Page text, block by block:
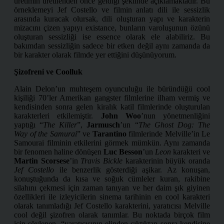
örneklemeyi Jef Costello ve filmin anlatı dili ile sessizlik
arasında kuracak olursak, dili oluşturan yapı ve karakterin
mizacını çizen yapıyı existance, bunların varoluşunun özünü
oluşturan sessizliği ise essence olarak ele alabiliriz. Bu
bakımdan sessizliğin sadece bir etken değil aynı zamanda da
bir karakter olarak filmde yer ettiğini düşünüyorum.
Şizofreni ve Coolluk
Alain Delon’un muhteşem oyunculuğu ile büründüğü cool
kişiliği 70’ler Amerikan gangster filmlerine ilham vermiş ve
kendisinden sonra gelen kiralık katil filmlerinde oluşturulan
karakterleri etkilemiştir. John Woo’nun yönetmenliğini
yaptığı “The Killer”, Jarmusch’un “The Ghost Dog: The
Way of the Samurai” ve Tarantino filmlerinde Melville’in Le
Samourai filminin etkilerini görmek mümkün. Aynı zamanda
bir fenomen haline dönüşen Luc Besson’un Leon karakteri ve
Martin Scorsese’in Travis Bickle karakterinin büyük oranda
Jef Costello ile benzerlik gösterdiği aşikar. Az konuşan,
konuştuğunda da kısa ve soğuk cümleler kuran, rakibine
silahını çekmesi için zaman tanıyan ve her daim şık giyinen
özellikleri ile izleyicilerin sinema tarihinin en cool karakteri
olarak tanımladığı Jef Costello karakterini, yaratıcısı Melville
cool değil şizofren olarak tanımlar. Bu noktada birçok film